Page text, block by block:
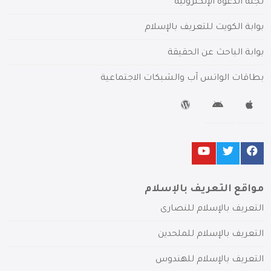
لجنة الدعوة الإلكترونية
بوابة الكويت للتعريف بالإسلام
بوابة الباحث عن الحقيقة
بطاقات الواتس آب والشبكات الاجتماعية
مواقع التعريف بالإسلام
التعريف بالإسلام للنصارى
التعريف بالإسلام للملحدين
التعريف بالإسلام للهندوس